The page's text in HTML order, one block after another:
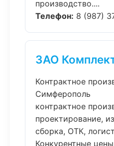
производство....
Телефон: 8 (987)
ЗАО
Контрактное
Симферополь
контрактное
проектирование,
сборка, ОТК,
Конкурентные